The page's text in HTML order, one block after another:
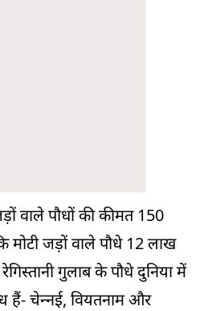
वाले पौधों की कीमत 150
जड़ों वाले पौधे 12 लाख
गुलाब के पौधे दुनिया में
हैं- चेन्‍नई, वियतनाम और